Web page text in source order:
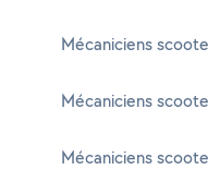
Mécaniciens
Mécaniciens
Mécaniciens